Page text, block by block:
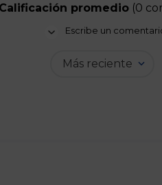
promedio (0
Escribe un
Más reciente